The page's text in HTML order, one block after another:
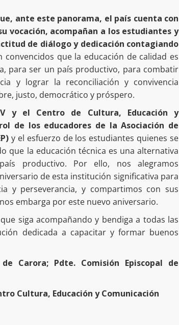
ante este panorama, el país cuenta con
vocación, acompañan a los estudiantes y
de diálogo y dedicación contagiando
convencidos que la educación de calidad es
para ser un país productivo, para combatir
y lograr la reconciliación y convivencia
justo, democrático y próspero.
y el Centro de Cultura, Educación y
de los educadores de la Asociación de
y el esfuerzo de los estudiantes quienes se
que la educación técnica es una alternativa
productivo. Por ello, nos alegramos
de esta institución significativa para
y perseverancia, y compartimos con sus
embarga por este nuevo aniversario.
siga acompañando y bendiga a todas las
dedicada a capacitar y formar buenos
Carora; Pdte. Comisión Episcopal de
Cultura, Educación y Comunicación